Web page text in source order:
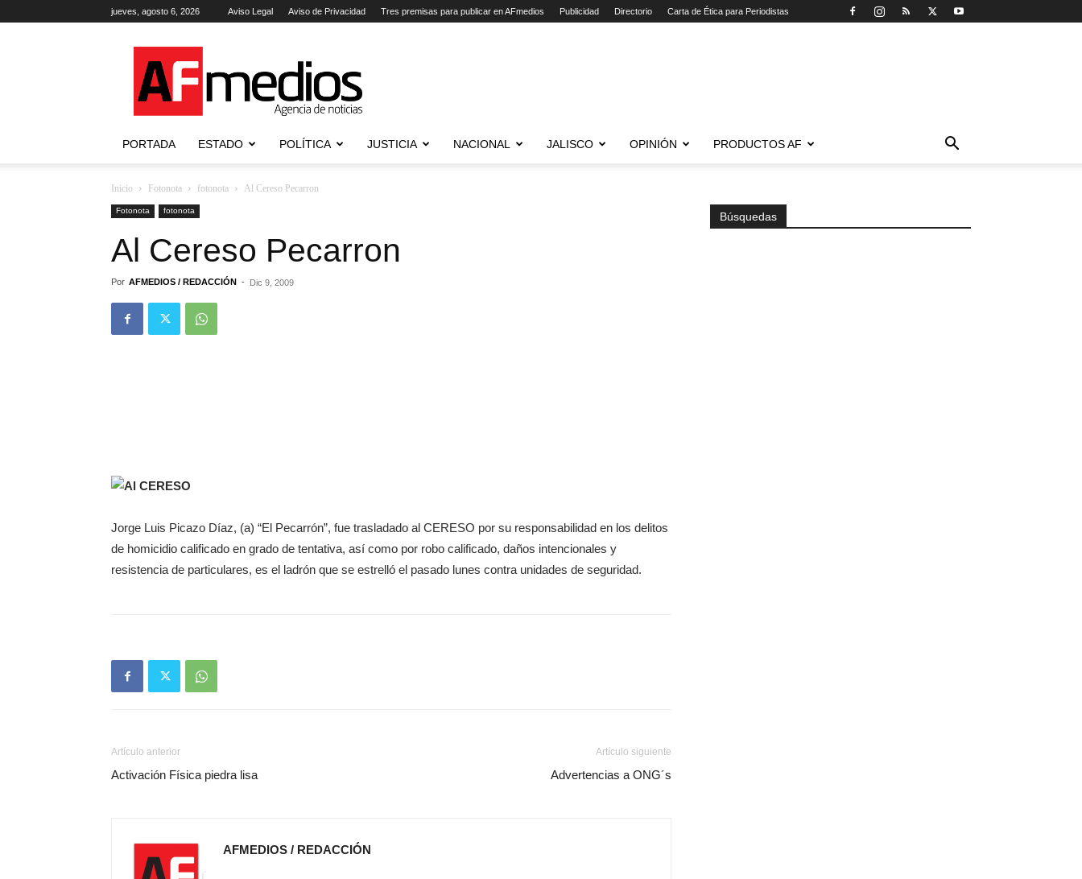
jueves, agosto 6, 2026 Aviso Legal Aviso de Privacidad Tres premisas para publicar en AFmedios Publicidad Directorio Carta de Ética para Periodistas
Agencia
de
Noticias
PORTADA ESTADO POLÍTICA JUSTICIA NACIONAL JALISCO OPINIÓN PRODUCTOS AF
Inicio Fotonota fotonota Al Cereso Pecarron
Fotonota fotonota
Al Cereso Pecarron
Por AFMEDIOS / REDACCIÓN - Dic 9, 2009
Al CERESO
Jorge Luis Picazo Díaz, (a) “El Pecarrón”, fue trasladado al CERESO por su responsabilidad en los delitos
de homicidio calificado en grado de tentativa, así como por robo calificado, daños intencionales y
resistencia de particulares, es el ladrón que se estrelló el pasado lunes contra unidades de seguridad.
Artículo anterior
Activación Física piedra lisa
Artículo siguiente
Advertencias a ONG´s
AFMEDIOS / REDACCIÓN
Búsquedas